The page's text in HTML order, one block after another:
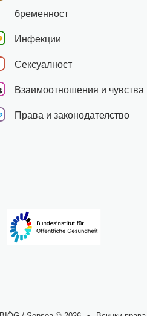
бременност
Инфекции
Сексуалност
Взаимоотношения и чувства
Права и законодателство